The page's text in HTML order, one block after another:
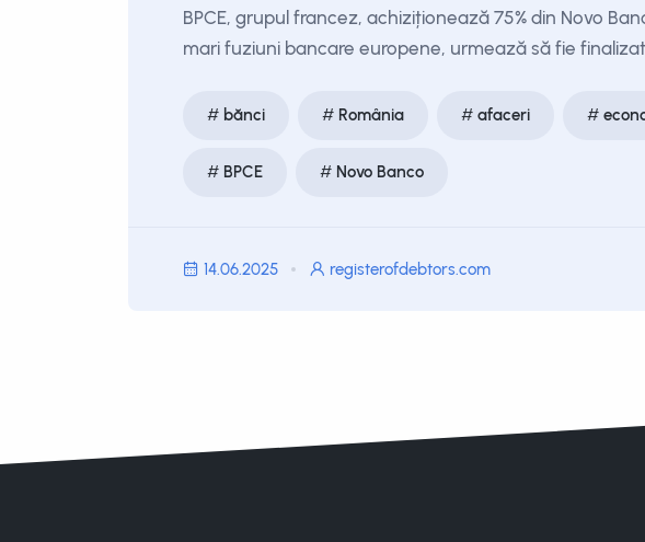
BPCE, grupul francez, achiziționează 75% din Novo
mari fuziuni bancare europene, urmează să fie finalizat
bănci România afaceri
BPCE Novo Banco
14.06.2025 registerofdebtors.com